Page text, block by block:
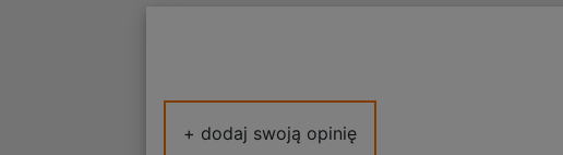
+ dodaj swoją opinię